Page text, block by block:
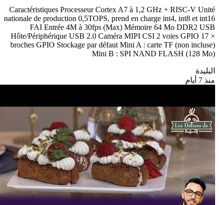
Caractéristiques Processeur Cortex A7 à 1,2 GHz + RISC-V Unité
nationale de production 0,5TOPS, prend en charge int4, int8 et int16
FAI Entrée 4M à 30fps (Max) Mémoire 64 Mo DDR2 USB
Hôte/Périphérique USB 2.0 Caméra MIPI CSI 2 voies GPIO 17 ×
broches GPIO Stockage par défaut Mini A : carte TF (non incluse)
Mini B : SPI NAND FLASH (128 Mo)
البليدة
منذ 7 أيام